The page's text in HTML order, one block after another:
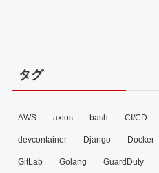
タグ
AWS axios bash CI/CD
devcontainer Django Docker
GitLab Golang GuardDuty